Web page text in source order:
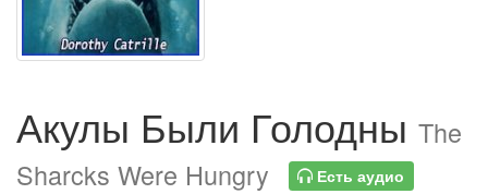
Акулы Были Голодны The
Sharcks Were Hungry
Есть аудио